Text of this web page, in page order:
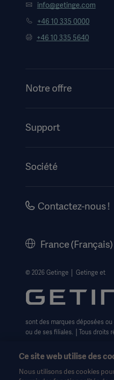
info@getinge.com
+46 10 335 0000
+46 10 335 5640
Notre offre
Service
Support
Événements
Société
Historique
Formulaire pour les droits
Conditions générales de
Contactez-nous !
France (Français)
© 2026 Getinge │ Getinge et
sont des marques déposées
ou de ses filiales. │Tous droits
Ce site web utilise des
Nous utilisons des cookies